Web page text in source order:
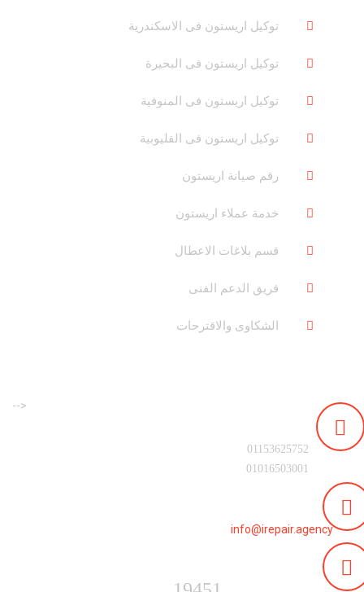
توكيل اريستون فى الاسكندرية
توكيل اريستون فى البحيرة
توكيل اريستون فى المنوفية
توكيل اريستون فى القليوبية
رقم صيانة اريستون
خدمة عملاء اريستون
قسم بلاغات الاعطال
فريق الدعم الفنى
الشكاوى والاقترحات
-->
01153625752
01016503001
info@irepair.agency